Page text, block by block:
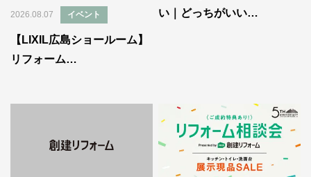
2026.08.07 イベント
【LIXIL広島ショールーム】
リフォーム…
い｜どっちがいい…